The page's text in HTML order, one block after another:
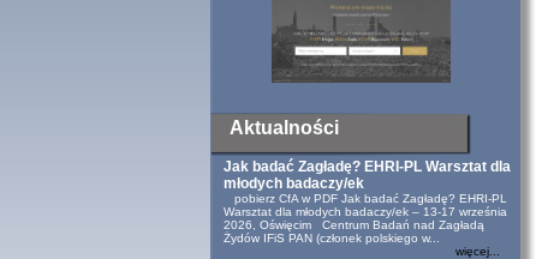
Aktualności
Jak badać Zagładę? EHRI-PL Warsztat dla
młodych badaczy/ek
pobierz CfA w PDF Jak badać Zagładę? EHRI-PL
Warsztat dla młodych badaczy/ek – 13-17 września
2026, Oświęcim Centrum Badań nad Zagładą
Żydów IFiS PAN (członek polskiego w...
więcej...